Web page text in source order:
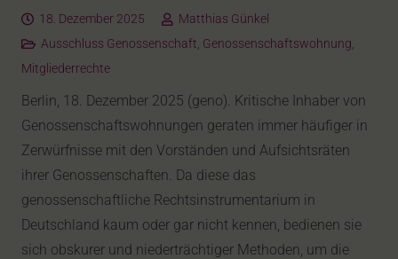
18. Dezember 2025
Matthias Günkel
Ausschluss Genossenschaft, Genossenschaftswohnung,
Mitgliederrechte
Berlin, 18. Dezember 2025 (geno). Kritische Inhaber von
Genossenschaftswohnungen geraten immer häufiger in
Zerwürfnisse mit den Vorständen und Aufsichtsräten
ihrer Genossenschaften. Da diese das
genossenschaftliche Rechtsinstrumentarium in
Deutschland kaum oder gar nicht kennen, bedienen sie
sich obskurer und niederträchtiger Methoden, um die